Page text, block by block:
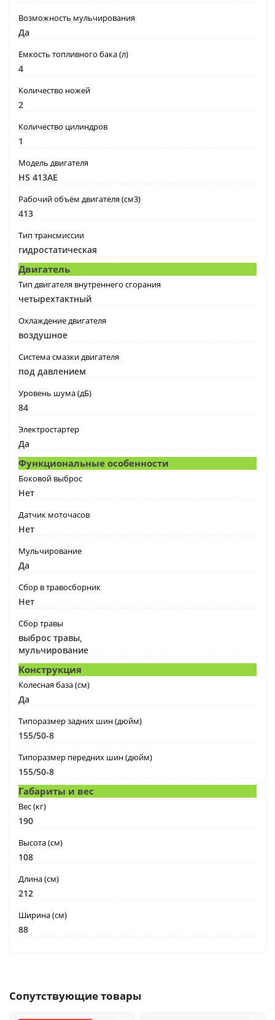
Возможность мульчирования
Да
Емкость топливного бака (л)
4
Количество ножей
2
Количество цилиндров
1
Модель двигателя
HS 413AE
Рабочий объём двигателя (см3)
413
Тип трансмиссии
гидростатическая
Двигатель
Тип двигателя внутреннего сгорания
четырехтактный
Охлаждение двигателя
воздушное
Система смазки двигателя
под давлением
Уровень шума (дБ)
84
Электростартер
Да
Функциональные особенности
Боковой выброс
Нет
Датчик моточасов
Нет
Мульчирование
Да
Сбор в травосборник
Нет
Сбор травы
выброс травы,
мульчирование
Конструкция
Колесная база (см)
Да
Типоразмер задних шин (дюйм)
155/50-8
Типоразмер передних шин (дюйм)
155/50-8
Габариты и вес
Вес (кг)
190
Высота (см)
108
Длина (см)
212
Ширина (см)
88
Сопутствующие товары